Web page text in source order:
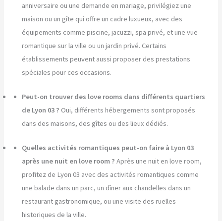
anniversaire ou une demande en mariage, privilégiez une
maison ou un gîte qui offre un cadre luxueux, avec des
équipements comme piscine, jacuzzi, spa privé, et une vue
romantique sur la ville ou un jardin privé. Certains
établissements peuvent aussi proposer des prestations
spéciales pour ces occasions.
Peut-on trouver des love rooms dans différents quartiers
de Lyon 03 ? Oui, différents hébergements sont proposés
dans des maisons, des gîtes ou des lieux dédiés.
Quelles activités romantiques peut-on faire à Lyon 03
après une nuit en love room ? Après une nuit en love room,
profitez de Lyon 03 avec des activités romantiques comme
une balade dans un parc, un dîner aux chandelles dans un
restaurant gastronomique, ou une visite des ruelles
historiques de la ville.